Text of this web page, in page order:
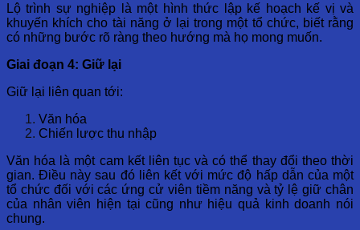
Lộ trình sự nghiệp là một hình thức lập kế hoạch kế vị và
khuyến khích cho tài năng ở lại trong một tổ chức, biết rằng
có những bước rõ ràng theo hướng mà họ mong muốn.
Giai đoạn 4: Giữ lại
Giữ lại liên quan tới:
Văn hóa
Chiến lược thu nhập
Văn hóa là một cam kết liên tục và có thể thay đổi theo thời
gian. Điều này sau đó liên kết với mức độ hấp dẫn của một
tổ chức đối với các ứng cử viên tiềm năng và tỷ lệ giữ chân
của nhân viên hiện tại cũng như hiệu quả kinh doanh nói
chung.